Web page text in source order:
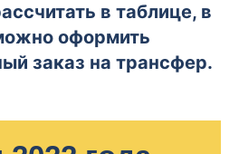
в таблице, в
оформить
заказ на трансфер.